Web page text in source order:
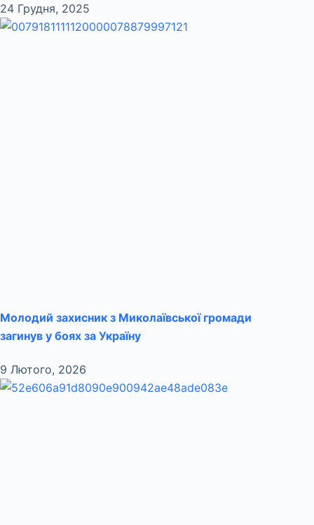
24 Грудня, 2025
Молодий захисник з Миколаївської громади
загинув у боях за Україну
9 Лютого, 2026